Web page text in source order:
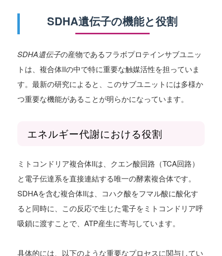
SDHA遺伝子の機能と役割
SDHA遺伝子の産物であるフラボプロテインサブユニッ
トは、複合体IIの中で特に重要な触媒活性を担っていま
す。最新の研究によると、このサブユニットには多様か
つ重要な機能があることが明らかになっています。
エネルギー代謝における役割
ミトコンドリア複合体IIは、クエン酸回路（TCA回路）
と電子伝達系を直接連結する唯一の酵素複合体です。
SDHAを含む複合体IIは、コハク酸をフマル酸に酸化す
ると同時に、この反応で生じた電子をミトコンドリア呼
吸鎖に渡すことで、ATP産生に寄与しています。
具体的には、以下のような重要なプロセスに関与してい